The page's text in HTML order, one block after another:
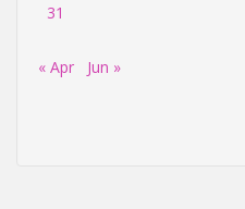
31
« Apr Jun »